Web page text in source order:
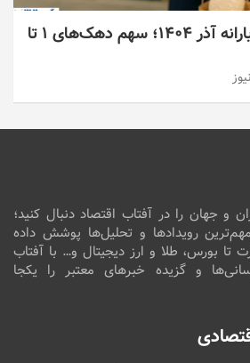
افزایش قابل توجه یارانه آذر ۱۴۰۴؛ سهم دهک‌های ۱ تا
و جهان را در آفتاب اقتصاد دنبال کنید؛
رویدادها و تحلیل‌ها پوشش داده
بورس، طلا و ارز دیجیتال و… با آفتاب
و گزیده خبرهای معتبر را یکجا